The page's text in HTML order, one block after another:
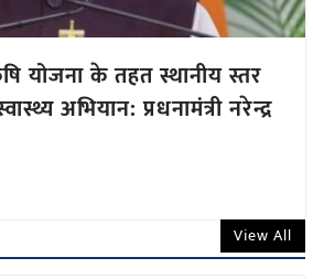
योजना के तहत स्थानीय स्तर
अभियान: प्रधनामंत्री नरेन्द्र
View All